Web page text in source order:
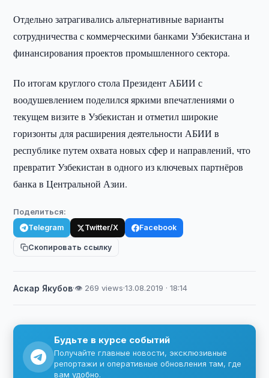
Отдельно затрагивались альтернативные варианты
сотрудничества с коммерческими банками Узбекистана и
финансирования проектов промышленного сектора.
По итогам круглого стола Президент АБИИ с
воодушевлением поделился яркими впечатлениями о
текущем визите в Узбекистан и отметил широкие
горизонты для расширения деятельности АБИИ в
республике путем охвата новых сфер и направлений, что
превратит Узбекистан в одного из ключевых партнёров
банка в Центральной Азии.
Поделиться:
Telegram Twitter/X Facebook
Скопировать ссылку
Аскар Якубов·👁 269 views·13.08.2019 · 18:14
Будьте в курсе событий
Получайте главные новости, эксклюзивные
репортажи и оперативные обновления там, где
вам удобно.